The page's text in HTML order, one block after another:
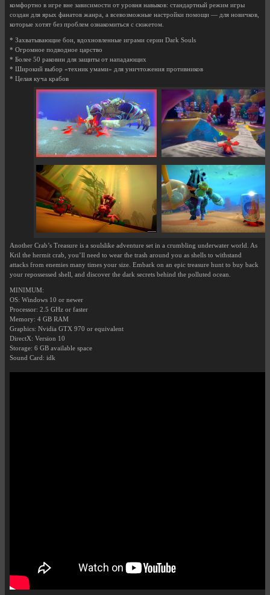
комфортно в игре вне зависимости от уровня навыков: стандартный режим игры
создан для ярых фанатов жанра, а всевозможные настройки помощи — для новичков,
которые хотят без проблем ознакомиться с сюжетом.
* Захватывающие бои, вдохновленные играми серии Dark Souls
* Огромное подводное царство
* Более 50 раковин для защиты от нападающих
* Широкий выбор «техник умами» для уничтожения противников
* Целая куча крабов
Another Crab’s Treasure is a soulslike adventure set in a crumbling underwater world. As
Kril the hermit crab, you’ll need to wear the trash around you as shells to withstand
attacks from enemies many times your size. Embark on an epic treasure hunt to buy back
your repossessed shell, and discover the dark secrets behind the polluted ocean.
MINIMUM:
OS: Windows 10 or newer
Processor: 2.5 GHz or faster
Memory: 4 GB RAM
Graphics: Nvidia GTX 970 or equivalent
DirectX: Version 10
Storage: 6 GB available space
Sound Card: idk